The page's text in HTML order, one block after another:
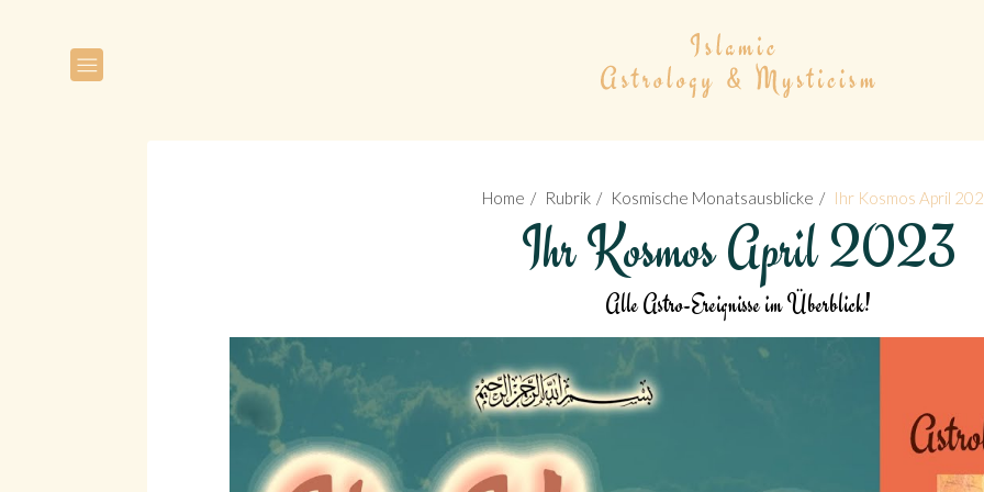
Home Rubrik Kosmische Monatsausblicke Ihr Kosmos April
Ihr Kosmos April 2023
Alle Astro-Ereignisse im Überblick!